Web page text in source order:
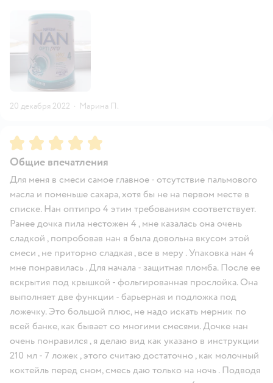
20 декабря 2022 · Марина П.
Рейтинг:5
Общие впечатления
Для меня в смеси самое главное - отсутствие пальмового
масла и поменьше сахара, хотя бы не на первом месте в
списке. Нан оптипро 4 этим требованиям соответствует.
Ранее дочка пила нестожен 4 , мне казалась она очень
сладкой , попробовав нан я была довольна вкусом этой
смеси , не приторно сладкая , все в меру . Упаковка нан 4
мне понравилась . Для начала - защитная пломба. После ее
вскрытия под крышкой - фольгированная прослойка. Она
выполняет две функции - барьерная и подложка под
ложечку. Это большой плюс, не надо искать мерник по
всей банке, как бывает со многими смесями. Дочке нан
очень понравился , я делаю вид как указано в инструкции
210 мл - 7 ложек , этого считаю достаточно , как молочный
коктейль перед сном, смесь даю только на ночь . Подводя